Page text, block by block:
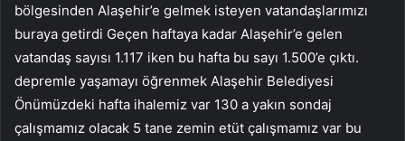
bölgesinden Alaşehir’e gelmek isteyen vatandaşlarımızı
buraya getirdi Geçen haftaya kadar Alaşehir’e gelen
vatandaş sayısı 1.117 iken bu hafta bu sayı 1.500’e çıktı.
depremle yaşamayı öğrenmek Alaşehir Belediyesi
Önümüzdeki hafta ihalemiz var 130 a yakın sondaj
çalışmamız olacak 5 tane zemin etüt çalışmamız var bu